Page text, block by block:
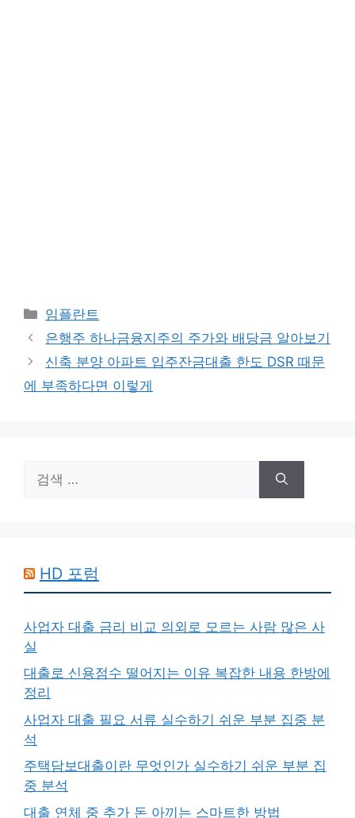
카
테
리
임플란트
은행주 하나금융지주의 주가와 배당금 알아보기
신축 분양 아파트 입주잔금대출 한도 DSR 때문
에 부족하다면 이렇게
색:
HD 포럼
사업자 대출 금리 비교 의외로 모르는 사람 많은 사
실
대출로 신용점수 떨어지는 이유 복잡한 내용 한방에
정리
사업자 대출 필요 서류 실수하기 쉬운 부분 집중 분
석
주택담보대출이란 무엇인가 실수하기 쉬운 부분 집
중 분석
대출 연체 중 추가 돈 아끼는 스마트한 방법